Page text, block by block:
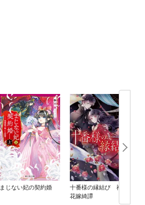
まじない妃の契約婚
十番様の縁結び 神在
花嫁綺譚